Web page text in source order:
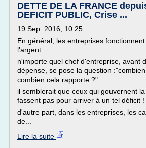
DETTE DE LA FRANCE
DEFICIT PUBLIC, Crise ...
19 Sep. 2016, 10:25
En général, les entreprises
l'argent...
n'importe quel chef d'entreprise, avant
dépense, se pose la question :"combien
combien cela rapporte ?"
il semblerait que ceux qui gouvernent
fassent pas pour arriver à un tel déficit !
d'autre part, dans les entreprises, les
de...
Lire la suite